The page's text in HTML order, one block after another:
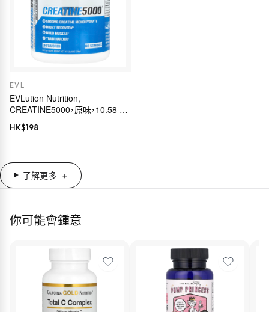
EVL
EVLution Nutrition,
CREATINE5000，原味，10.58 盎
司（300 克）
HK$198
了解更多
你可能會鍾意